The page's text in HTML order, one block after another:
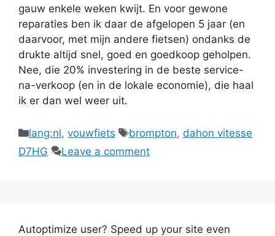
gauw enkele weken kwijt. En voor gewone
reparaties ben ik daar de afgelopen 5 jaar (en
daarvoor, met mijn andere fietsen) ondanks de
drukte altijd snel, goed en goedkoop geholpen.
Nee, die 20% investering in de beste service-
na-verkoop (en in de lokale economie), die haal
ik er dan wel weer uit.
Categories
lang:nl, vouwfiets Tags
brompton, dahon vitesse
D7HG
Leave a comment
Autoptimize user? Speed up your site even